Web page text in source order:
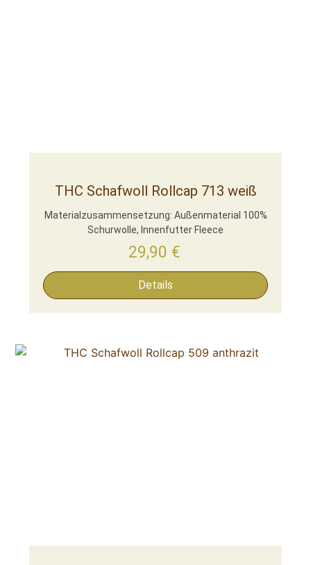
THC Schafwoll Rollcap 713 weiß
Materialzusammensetzung: Außenmaterial 100%
Schurwolle, Innenfutter Fleece
29,90 €
Details